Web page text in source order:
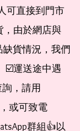
可直接到門市
由於網店與
貨情況，我們
☑️運送途中遇
，請用
或可致電
群組👍以